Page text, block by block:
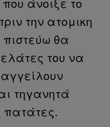
την ατομικη
θα
του να
τηγανητά
πατάτες.